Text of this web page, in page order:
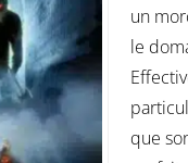
un
le
que